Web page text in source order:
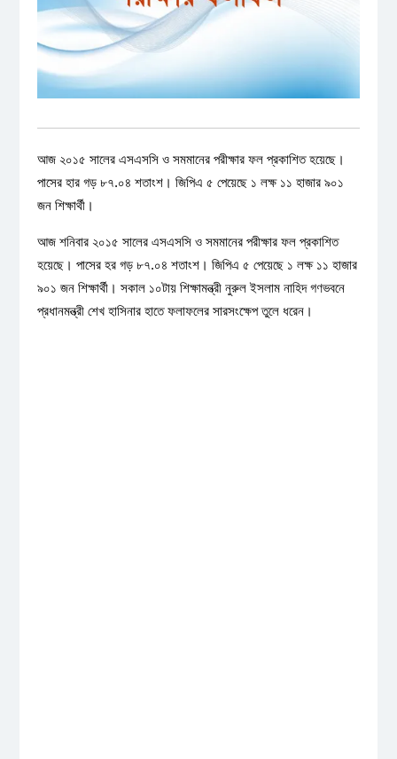
আজ ২০১৫ সালের এসএসসি ও সমমানের পরীক্ষার ফল প্রকাশিত হয়েছে।
পাসের হার গড় ৮৭.০৪ শতাংশ। জিপিএ ৫ পেয়েছে ১ লক্ষ ১১ হাজার ৯০১
জন শিক্ষার্থী।
আজ শনিবার ২০১৫ সালের এসএসসি ও সমমানের পরীক্ষার ফল প্রকাশিত
হয়েছে। পাসের হর গড় ৮৭.০৪ শতাংশ। জিপিএ ৫ পেয়েছে ১ লক্ষ ১১ হাজার
৯০১ জন শিক্ষার্থী। সকাল ১০টায় শিক্ষামন্ত্রী নুরুল ইসলাম নাহিদ গণভবনে
প্রধানমন্ত্রী শেখ হাসিনার হাতে ফলাফলের সারসংক্ষেপ তুলে ধরেন।